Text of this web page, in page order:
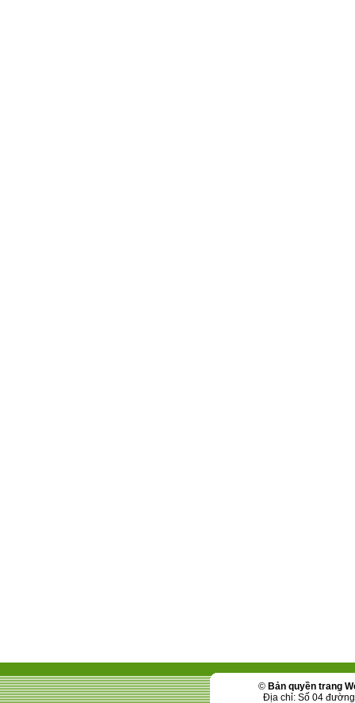
© Bản quyền trang
Địa chỉ: Số 04